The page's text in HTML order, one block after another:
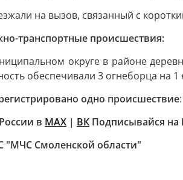
на вызов, связанный с
транспортные происшествия:
округе в районе
обеспечивали 3 огнеборца на 1
одно происшествие:
в MAX | ВК Подписывайся
"МЧС Смоленской области"